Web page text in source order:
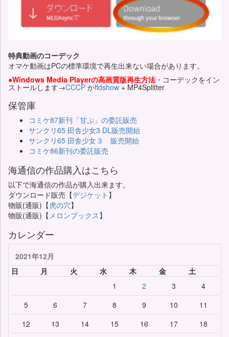
特典動画のコーデック
オマケ動画はPCの標準環境で再生出来ない場合があります。
●Windows Media Playerの高画質版再生方法 ・コーデックをイン
ストールします→CCCP かffdshow + MP4Splitter
保管庫
コミケ87新刊「甘ぷ」の委託販売
サンクリ65 田舎少女3 DL販売開始
サンクリ65 田舎少女３ 販売開始
コミケ86新刊の委託販売
海通信の作品購入はこちら
以下で海通信の作品が購入出来ます。
ダウンロード販売【デジケット 】
物販(通販)【虎の穴】
物販(通販)【 メロンブックス 】
カレンダー
2021年12月
日
月 火 水 木 金
土
1
2 3
4
5
6 7 8 9 10
11
12
13 14 15 16 17
18